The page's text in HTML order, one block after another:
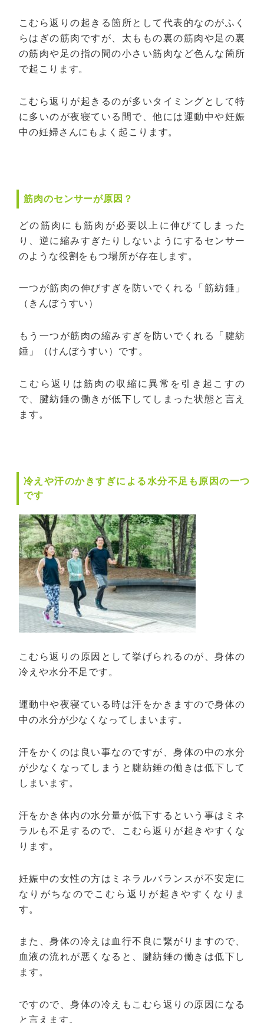
こむら返りの起きる箇所として代表的なのがふく
らはぎの筋肉ですが、太ももの裏の筋肉や足の裏
の筋肉や足の指の間の小さい筋肉など色んな箇所
で起こります。
こむら返りが起きるのが多いタイミングとして特
に多いのが夜寝ている間で、他には運動中や妊娠
中の妊婦さんにもよく起こります。
筋肉のセンサーが原因？
どの筋肉にも筋肉が必要以上に伸びてしまった
り、逆に縮みすぎたりしないようにするセンサー
のような役割をもつ場所が存在します。
一つが筋肉の伸びすぎを防いでくれる「筋紡錘」
（きんぼうすい）
もう一つが筋肉の縮みすぎを防いでくれる「腱紡
錘」（けんぼうすい）です。
こむら返りは筋肉の収縮に異常を引き起こすの
で、腱紡錘の働きが低下してしまった状態と言え
ます。
冷えや汗のかきすぎによる水分不足も原因の一つ
です
こむら返りの原因として挙げられるのが、身体の
冷えや水分不足です。
運動中や夜寝ている時は汗をかきますので身体の
中の水分が少なくなってしまいます。
汗をかくのは良い事なのですが、身体の中の水分
が少なくなってしまうと腱紡錘の働きは低下して
しまいます。
汗をかき体内の水分量が低下するという事はミネ
ラルも不足するので、こむら返りが起きやすくな
ります。
妊娠中の女性の方はミネラルバランスが不安定に
なりがちなのでこむら返りが起きやすくなりま
す。
また、身体の冷えは血行不良に繋がりますので、
血液の流れが悪くなると、腱紡錘の働きは低下し
ます。
ですので、身体の冷えもこむら返りの原因になる
と言えます。